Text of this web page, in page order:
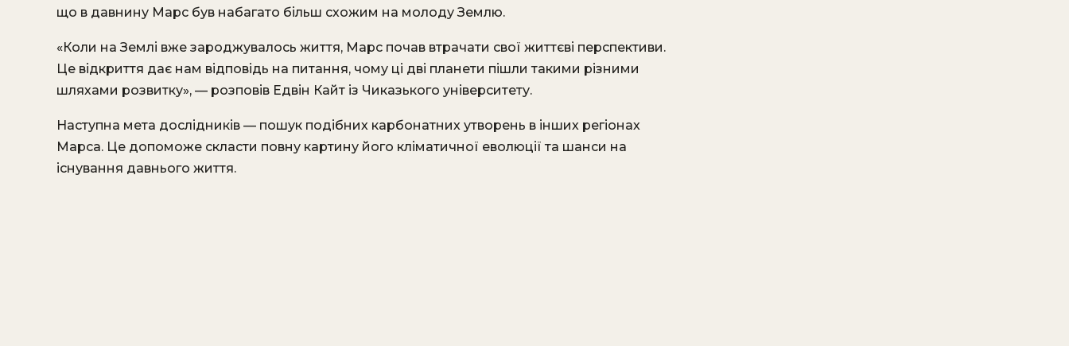
що в давнину Марс був набагато більш схожим на молоду Землю.
«Коли на Землі вже зароджувалось життя, Марс почав втрачати свої життєві перспективи.
Це відкриття дає нам відповідь на питання, чому ці дві планети пішли такими різними
шляхами розвитку», — розповів Едвін Кайт із Чиказького університету.
Наступна мета дослідників — пошук подібних карбонатних утворень в інших регіонах
Марса. Це допоможе скласти повну картину його кліматичної еволюції та шанси на
існування давнього життя.